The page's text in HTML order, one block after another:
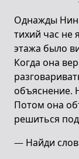
Однажды
тихий час не
этажа было
Когда она
объяснение.
Потом она
решиться
— Найди